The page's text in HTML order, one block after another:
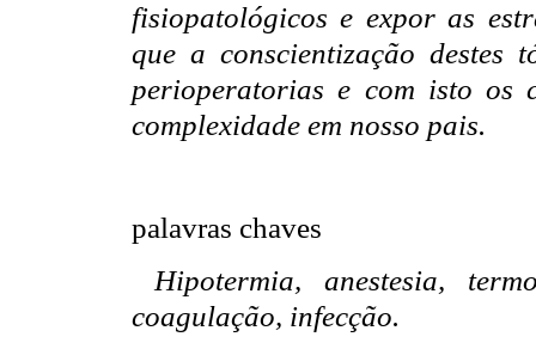
fisiopatológicos e expor as
que a conscientização destes
perioperatorias e com isto os
complexidade em nosso pais.
palavras chaves
Hipotermia, anestesia,
coagulação, infecção.